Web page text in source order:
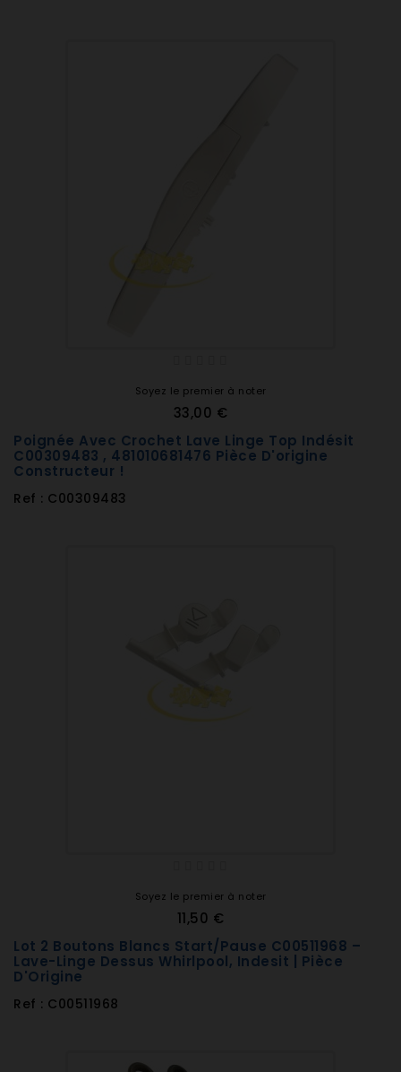
Soyez le premier à noter
33,00 €
Poignée Avec Crochet Lave Linge Top Indésit
C00309483 , 481010681476 Pièce D'origine
Constructeur !
Ref : C00309483
Soyez le premier à noter
11,50 €
Lot 2 Boutons Blancs Start/Pause C00511968 –
Lave-Linge Dessus Whirlpool, Indesit | Pièce
D'Origine
Ref : C00511968